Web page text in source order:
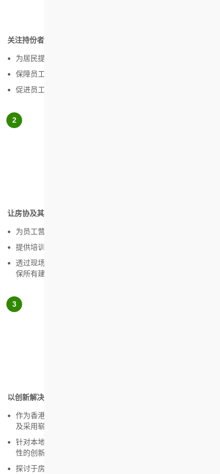
关注持份者的福祉，提倡健康的生活模式
为居民提供便捷的健康和社会服务设施
保障员工及承办商的职业安全与健康
促进员工在工作间的身心健康
让房协及其供应链中的员工拥有体面工作环境
为员工营造良好的工作环境
提供培训计划助人才发展
透过现场审查和汇报，密切监察承建商的安全管理系统，确
保所有建筑工人的安全
以创新解决方案为香港社会建设优质房屋
作为香港的「房屋实验室」，发展创新的房屋项目和服务，
及采用崭新的建筑方法
针对本地房屋政策中未能配合市民期望的范畴，试行具前瞻
性的创新解决方案
探讨于房屋项目中使用通用设计和无障碍设施的可行性